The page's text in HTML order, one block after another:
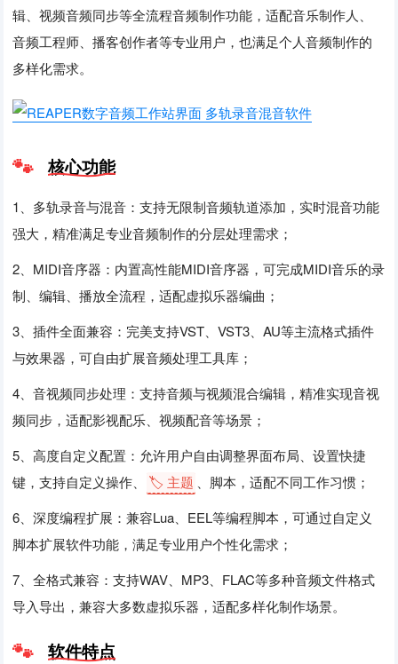
辑、视频音频同步等全流程音频制作功能，适配音乐制作人、
音频工程师、播客创作者等专业用户，也满足个人音频制作的
多样化需求。
核心功能
1、多轨录音与混音：支持无限制音频轨道添加，实时混音功能
强大，精准满足专业音频制作的分层处理需求；
2、MIDI音序器：内置高性能MIDI音序器，可完成MIDI音乐的录
制、编辑、播放全流程，适配虚拟乐器编曲；
3、插件全面兼容：完美支持VST、VST3、AU等主流格式插件
与效果器，可自由扩展音频处理工具库；
4、音视频同步处理：支持音频与视频混合编辑，精准实现音视
频同步，适配影视配乐、视频配音等场景；
5、高度自定义配置：允许用户自由调整界面布局、设置快捷
键，支持自定义操作、
🏷️ 主题
、脚本，适配不同工作习惯；
6、深度编程扩展：兼容Lua、EEL等编程脚本，可通过自定义
脚本扩展软件功能，满足专业用户个性化需求；
7、全格式兼容：支持WAV、MP3、FLAC等多种音频文件格式
导入导出，兼容大多数虚拟乐器，适配多样化制作场景。
软件特点